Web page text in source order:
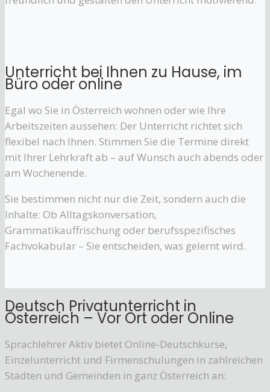
Unterricht bei Ihnen zu Hause, im
Büro oder online
Egal wo Sie in Österreich wohnen oder wie Ihre
Arbeitszeiten aussehen: Der Unterricht richtet sich
flexibel nach Ihnen. Stimmen Sie die Termine direkt
mit Ihrer Lehrkraft ab – auf Wunsch auch abends oder
am Wochenende.
Sie bestimmen nicht nur die Zeit, sondern auch die
Inhalte: Ob Alltagskonversation,
Grammatikauffrischung oder berufsspezifisches
Fachvokabular – Sie entscheiden, was gelernt wird.
Deutsch Privatunterricht in
Österreich – Vor Ort oder Online
Sprachlehrer Aktiv bietet Online-Deutschkurse,
Einzelunterricht und Firmenschulungen in zahlreichen
Städten und Gemeinden in ganz Österreich an: